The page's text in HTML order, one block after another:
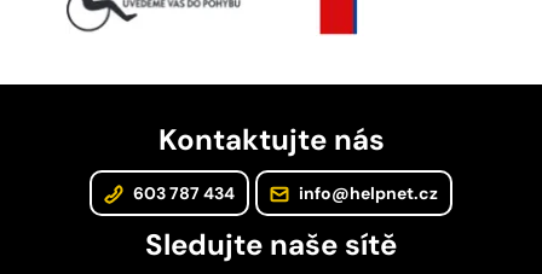
Kontaktujte nás
603 787 434 info@helpnet.cz
Sledujte naše sítě